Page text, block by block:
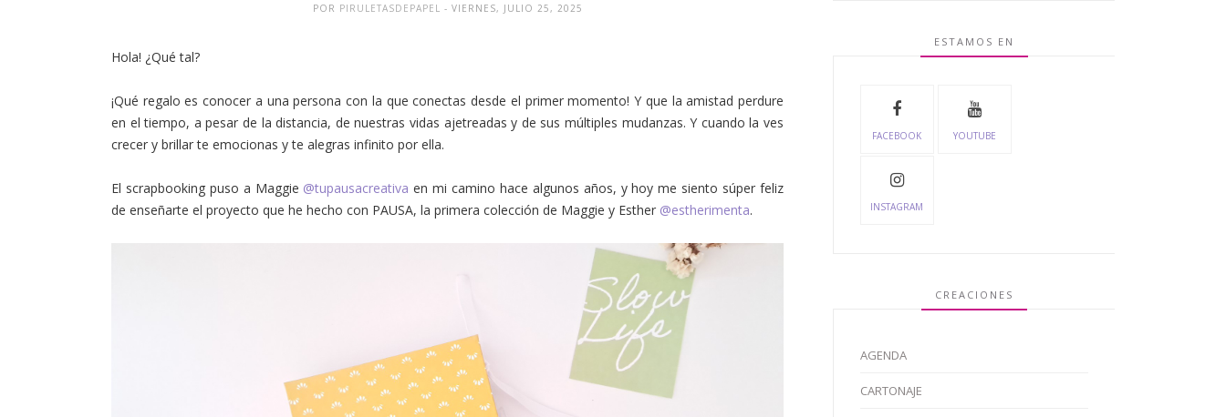
POR PIRULETASDEPAPEL - VIERNES, JULIO 25, 2025
Hola! ¿Qué tal?
¡Qué regalo es conocer a una persona con la que conectas desde el primer momento! Y que la amistad perdure
en el tiempo, a pesar de la distancia, de nuestras vidas ajetreadas y de sus múltiples mudanzas. Y cuando la ves
crecer y brillar te emocionas y te alegras infinito por ella.
El scrapbooking puso a Maggie @tupausacreativa en mi camino hace algunos años, y hoy me siento súper feliz
de enseñarte el proyecto que he hecho con PAUSA, la primera colección de Maggie y Esther @estherimenta.
ESTAMOS EN
FACEBOOK YOUTUBE
INSTAGRAM
CREACIONES
AGENDA
CARTONAJE